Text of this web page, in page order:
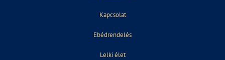
Kapcsolat
Ebédrendelés
Lelki élet